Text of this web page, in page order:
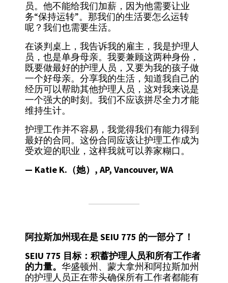
员。他不能给我们加薪，因为他需要让业
务“保持运转”。那我们的生活要怎么运转
呢？我们也需要生活。
在谈判桌上，我告诉我的雇主，我是护理人
员，也是单身母亲。我要兼顾这两种身份，
既要做最好的护理人员，又要为我的孩子做
一个好母亲。分享我的生活，知道我自己的
经历可以帮助其他护理人员，这对我来说是
一个强大的时刻。我们不应该拼尽全力才能
维持生计。
护理工作并不容易，我觉得我们有能力得到
最好的合同。这份合同应该让护理工作成为
受欢迎的职业，这样我就可以养家糊口。
— Katie K.（她）, AP, Vancouver, WA
阿拉斯加州现在是 SEIU 775 的一部分了！
SEIU 775 目标：积蓄护理人员和所有工作者
的力量。华盛顿州、蒙大拿州和阿拉斯加州
的护理人员正在带头确保所有工作者都能有